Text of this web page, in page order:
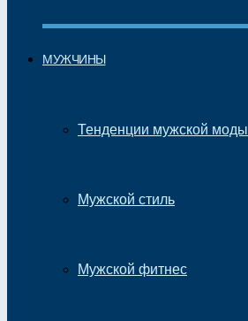
МУЖЧИНЫ
Тенденции мужской моды
Мужской стиль
Мужской фитнес